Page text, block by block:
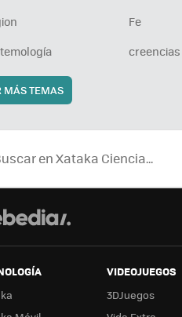
Fe
creencias
MÁS TEMAS
VIDEOJUEGOS
3DJuegos